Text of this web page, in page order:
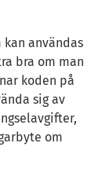
användas
bra om man
koden på
sig av
om